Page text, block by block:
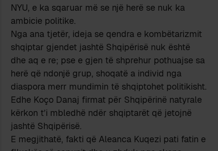
NYU, e ka sqaruar më se një herë se nuk ka
ambicie politike.
Nga ana tjetër, ideja se qendra e kombëtarizmit
shqiptar gjendet jashtë Shqipërisë nuk është
dhe aq e re; pse e gjen të shprehur pothuajse sa
herë që ndonjë grup, shoqatë a individ nga
diaspora merr mundimin të shqiptohet politikisht.
Edhe Koço Danaj firmat për Shqipërinë natyrale
kërkon t’i mbledhë ndër shqiptarët që jetojnë
jashtë Shqipërisë.
E megjithatë, fakti që Aleanca Kuqezi pati fatin e